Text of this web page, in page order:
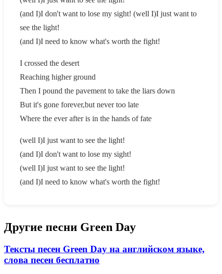
(and I)I don't want to lose my sight! (well I)I just want to
see the light!
(and I)I need to know what's worth the fight!
I crossed the desert
Reaching higher ground
Then I pound the pavement to take the liars down
But it's gone forever,but never too late
Where the ever after is in the hands of fate
(well I)I just want to see the light!
(and I)I don't want to lose my sight!
(well I)I just want to see the light!
(and I)I need to know what's worth the fight!
Другие песни Green Day
Тексты песен Green Day на английском языке,
слова песен бесплатно